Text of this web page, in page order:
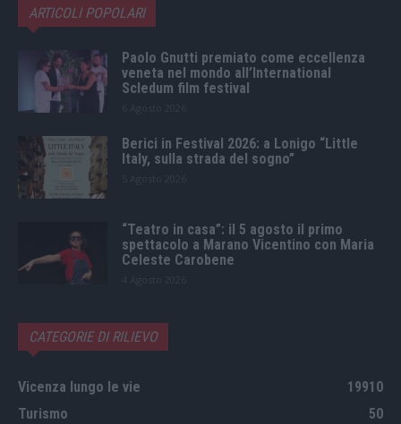
ARTICOLI POPOLARI
Paolo Gnutti premiato come eccellenza
veneta nel mondo all’International
Scledum film festival
Berici in Festival 2026: a Lonigo “Little
Italy, sulla strada del sogno”
“Teatro in casa”: il 5 agosto il primo
spettacolo a Marano Vicentino con Maria
Celeste Carobene
CATEGORIE DI RILIEVO
Vicenza lungo le vie
19910
Turismo
50